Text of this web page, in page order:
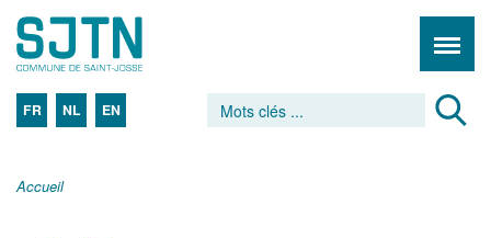
FR NL EN
Accueil